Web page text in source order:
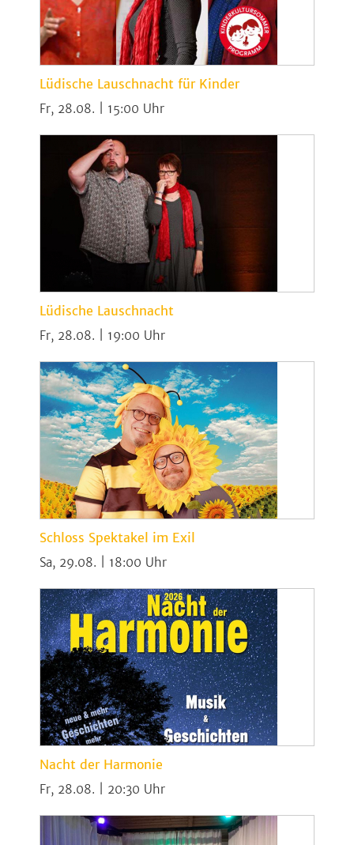
Lüdische Lauschnacht für Kinder
Fr, 28.08. | 15:00
Lüdische Lauschnacht
Fr, 28.08. | 19:00
Schloss Spektakel im Exil
Sa, 29.08. | 18:00
Nacht der Harmonie
Fr, 28.08. | 20:30